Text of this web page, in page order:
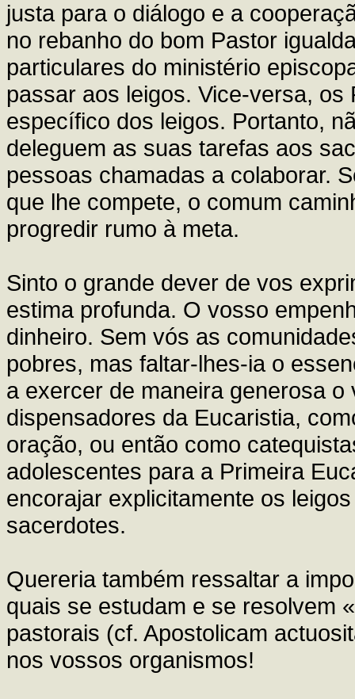
justa para o diálogo e a
no rebanho do bom Pastor
particulares do ministério
passar aos leigos. Vice-versa,
específico dos leigos. Portanto,
deleguem as suas tarefas aos
pessoas chamadas a colaborar.
que lhe compete, o comum
progredir rumo à meta.
Sinto o grande dever de vos
estima profunda. O vosso
dinheiro. Sem vós as
pobres, mas faltar-lhes-ia o
a exercer de maneira generosa
dispensadores da Eucaristia,
oração, ou então como
adolescentes para a Primeira
encorajar explicitamente os
sacerdotes.
Quereria também ressaltar a
quais se estudam e se resolvem
pastorais (cf. Apostolicam
nos vossos organismos!